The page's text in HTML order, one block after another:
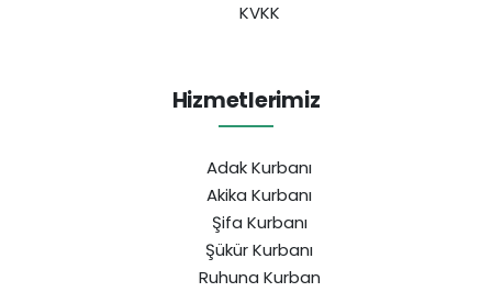
KVKK
Hizmetlerimiz
Adak Kurbanı
Akika Kurbanı
Şifa Kurbanı
Şükür Kurbanı
Ruhuna Kurban